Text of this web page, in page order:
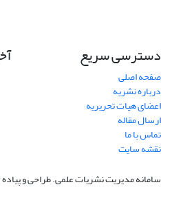
دسترسی سریع
صفحه اصلی
درباره نشریه
اعضای هیات تحریریه
ارسال مقاله
تماس با ما
نقشه سایت
سامانه مدیریت نشریات علمی.طراحی و